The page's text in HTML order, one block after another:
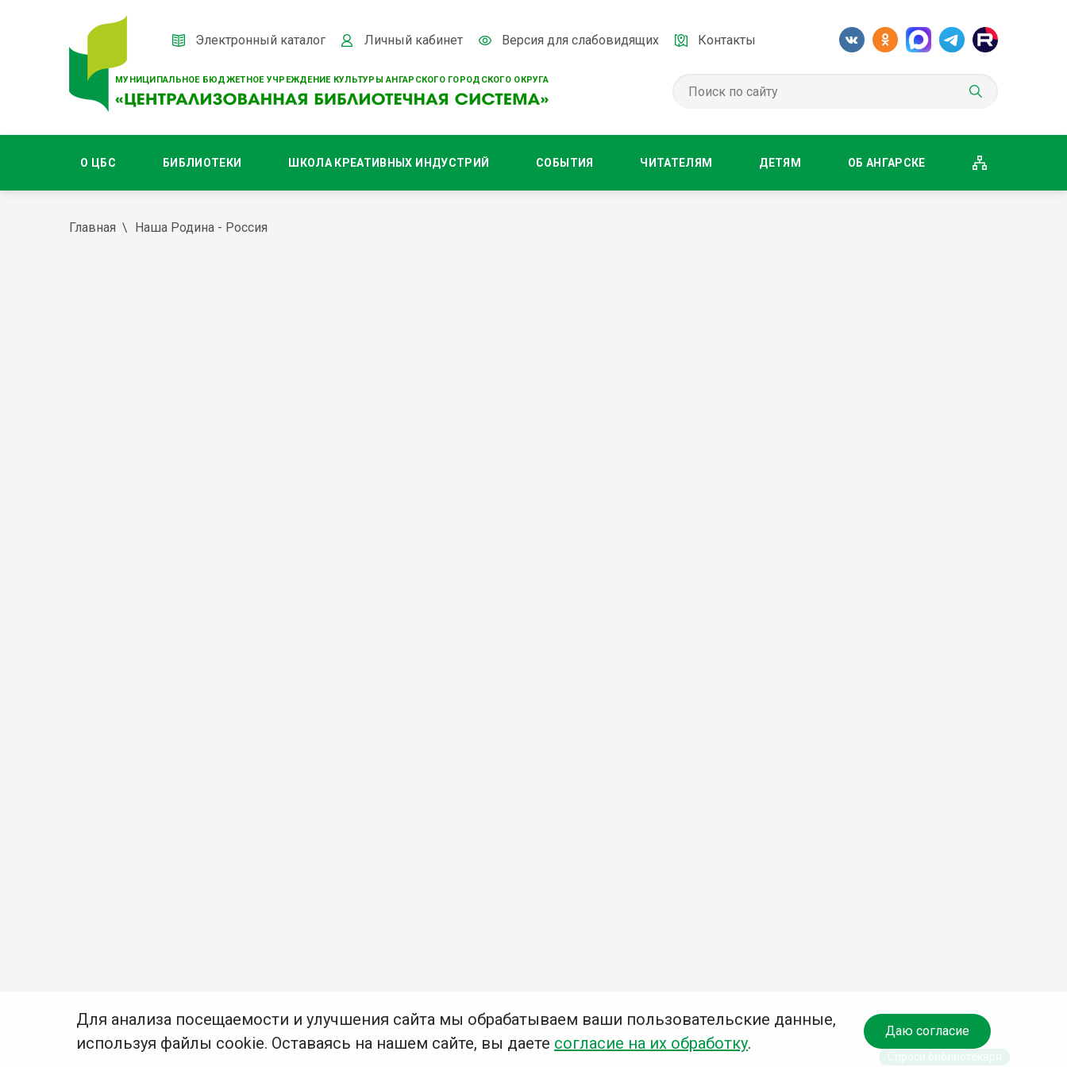
МУНИЦИПАЛЬНОЕ БЮДЖЕТНОЕ УЧРЕЖДЕНИЕ КУЛЬТУРЫ АНГАРСКОГО ГОРОДСКОГО ОКРУГА
Электронный каталог Личный кабинет Версия для слабовидящих Контакты
О ЦБС БИБЛИОТЕКИ ШКОЛА КРЕАТИВНЫХ ИНДУСТРИЙ СОБЫТИЯ ЧИТАТЕЛЯМ ДЕТЯМ ОБ АНГАРСКЕ
Главная Наша Родина - Россия
Для анализа посещаемости и улучшения сайта мы обрабатываем ваши пользовательские данные,
используя файлы cookie. Оставаясь на нашем сайте, вы даете согласие на их обработку.
Даю согласие
Спроси библиотекаря